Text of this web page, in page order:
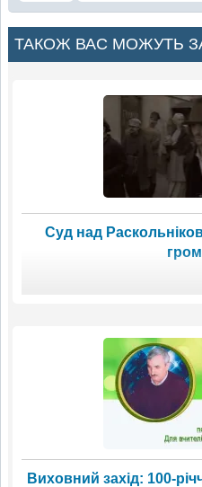
ТАКОЖ ВАС МОЖУТЬ
Суд над
Виховний захід: 100-